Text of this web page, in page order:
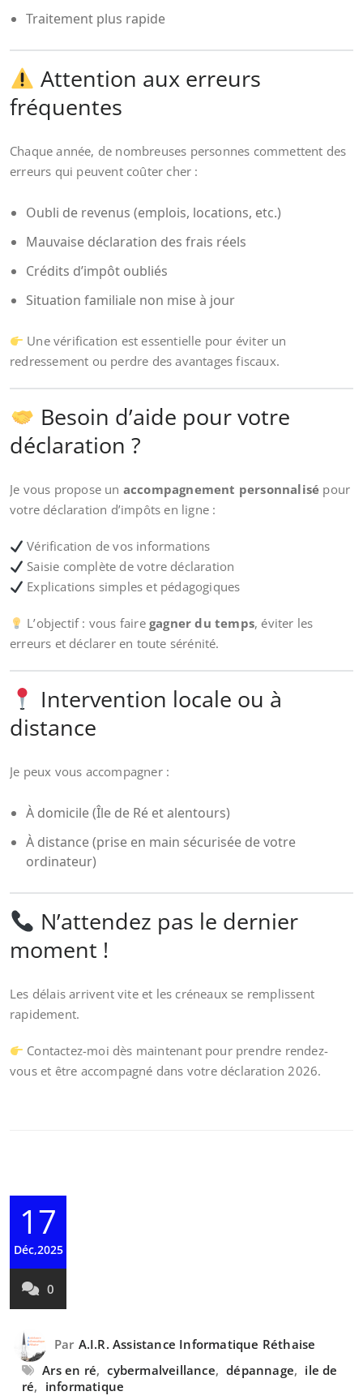
Traitement plus rapide
Attention aux erreurs
fréquentes
Chaque année, de nombreuses personnes commettent des
erreurs qui peuvent coûter cher :
Oubli de revenus (emplois, locations, etc.)
Mauvaise déclaration des frais réels
Crédits d’impôt oubliés
Situation familiale non mise à jour
Une vérification est essentielle pour éviter un
redressement ou perdre des avantages fiscaux.
Besoin d’aide pour votre
déclaration ?
Je vous propose un accompagnement personnalisé pour
votre déclaration d’impôts en ligne :
Vérification de vos informations
Saisie complète de votre déclaration
Explications simples et pédagogiques
L’objectif : vous fairegagner du temps, éviter les
erreurs et déclarer en toute sérénité.
Intervention locale ou à
distance
Je peux vous accompagner :
À domicile (Île de Ré et alentours)
À distance (prise en main sécurisée de votre
ordinateur)
N’attendez pas le dernier
moment !
Les délais arrivent vite et les créneaux se remplissent
rapidement.
Contactez-moi dès maintenant pour prendre rendez-
vous et être accompagné dans votre déclaration 2026.
17
Déc,2025
0
Par A.I.R. Assistance Informatique Réthaise
Ars en ré, cybermalveillance, dépannage, ile de
ré, informatique